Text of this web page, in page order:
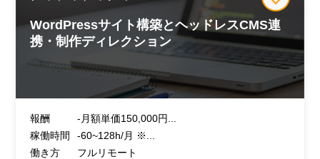
WordPressサイト構築とヘッドレスCMS連
携・制作ディレクション
報酬
-月額単価150,000円...
稼働時間
-60~128h/月 ※...
働き方
フルリモート